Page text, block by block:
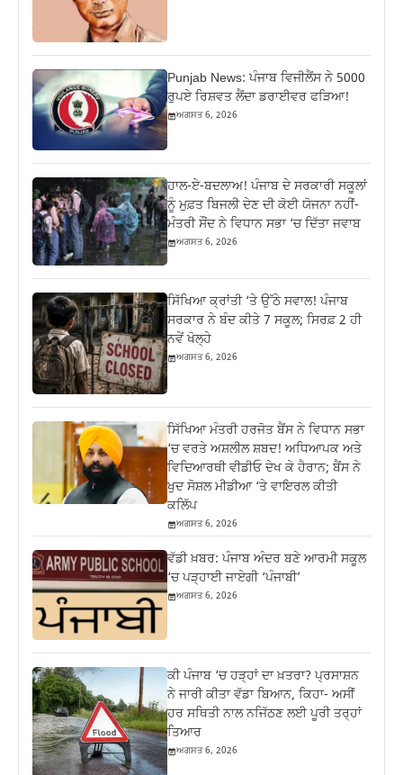
Punjab News: ਪੰਜਾਬ ਵਿਜੀਲੈਂਸ ਨੇ 5000
ਰੁਪਏ ਰਿਸ਼ਵਤ ਲੈਂਦਾ ਡਰਾਈਵਰ ਫੜਿਆ!
ਅਗਸਤ 6, 2026
ਹਾਲ-ਏ-ਬਦਲਾਅ! ਪੰਜਾਬ ਦੇ ਸਰਕਾਰੀ ਸਕੂਲਾਂ
ਨੂੰ ਮੁਫ਼ਤ ਬਿਜਲੀ ਦੇਣ ਦੀ ਕੋਈ ਯੋਜਨਾ ਨਹੀਂ-
ਮੰਤਰੀ ਸੌਂਦ ਨੇ ਵਿਧਾਨ ਸਭਾ ‘ਚ ਦਿੱਤਾ ਜਵਾਬ
ਅਗਸਤ 6, 2026
ਸਿੱਖਿਆ ਕ੍ਰਾਂਤੀ ‘ਤੇ ਉੱਠੇ ਸਵਾਲ! ਪੰਜਾਬ
ਸਰਕਾਰ ਨੇ ਬੰਦ ਕੀਤੇ 7 ਸਕੂਲ; ਸਿਰਫ਼ 2 ਹੀ
ਨਵੇਂ ਖੋਲ੍ਹੇ
ਅਗਸਤ 6, 2026
ਸਿੱਖਿਆ ਮੰਤਰੀ ਹਰਜੋਤ ਬੈਂਸ ਨੇ ਵਿਧਾਨ ਸਭਾ
‘ਚ ਵਰਤੇ ਅਸ਼ਲੀਲ ਸ਼ਬਦ! ਅਧਿਆਪਕ ਅਤੇ
ਵਿਦਿਆਰਥੀ ਵੀਡੀਓ ਦੇਖ ਕੇ ਹੈਰਾਨ; ਬੈਂਸ ਨੇ
ਖੁਦ ਸੋਸ਼ਲ ਮੀਡੀਆ ‘ਤੇ ਵਾਇਰਲ ਕੀਤੀ
ਕਲਿੱਪ
ਅਗਸਤ 6, 2026
ਵੱਡੀ ਖ਼ਬਰ: ਪੰਜਾਬ ਅੰਦਰ ਬਣੇ ਆਰਮੀ ਸਕੂਲ
‘ਚ ਪੜ੍ਹਾਈ ਜਾਏਗੀ ‘ਪੰਜਾਬੀ’
ਅਗਸਤ 6, 2026
ਕੀ ਪੰਜਾਬ ‘ਚ ਹੜ੍ਹਾਂ ਦਾ ਖ਼ਤਰਾ? ਪ੍ਰਸਾਸ਼ਨ
ਨੇ ਜਾਰੀ ਕੀਤਾ ਵੱਡਾ ਬਿਆਨ, ਕਿਹਾ- ਅਸੀਂ
ਹਰ ਸਥਿਤੀ ਨਾਲ ਨਜਿੱਠਣ ਲਈ ਪੂਰੀ ਤਰ੍ਹਾਂ
ਤਿਆਰ
ਅਗਸਤ 6, 2026